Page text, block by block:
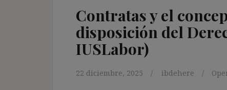
Contratas y el
disposición del
IUSLabor)
22 diciembre, 2025 ibdehere